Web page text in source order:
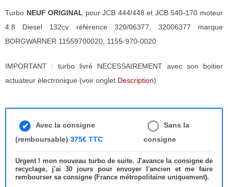
Turbo NEUF ORIGINAL pour JCB 444/448 et JCB 540-170 moteur
4.8 Diesel 132cv référence 320/06377, 32006377 marque
BORGWARNER 11559700020, 1155-970-0020
IMPORTANT : turbo livré NECESSAIREMENT avec son boitier
actuateur électronique (voir onglet Description)
Avec la consigne
(remboursable) 375€ TTC
Sans la
consigne
Urgent ! mon nouveau turbo de suite. J'avance la consigne de
recyclage, j'ai 30 jours pour envoyer l'ancien et me faire
rembourser sa consigne (France métropolitaine uniquement).